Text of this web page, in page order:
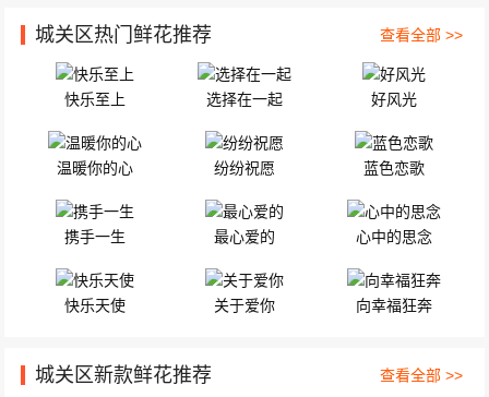
城关区热门鲜花推荐 查看全部 >>
快乐至上 选择在一起 好风光
温暖你的心 纷纷祝愿 蓝色恋歌
携手一生 最心爱的 心中的思念
快乐天使 关于爱你 向幸福狂奔
城关区新款鲜花推荐 查看全部 >>